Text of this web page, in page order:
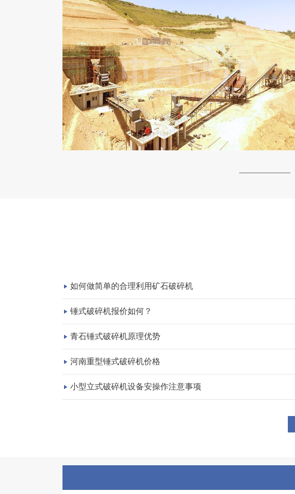
如何做简单的合理利用矿石破碎机
锤式破碎机报价如何？
青石锤式破碎机原理优势
河南重型锤式破碎机价格
小型立式破碎机设备安操作注意事项